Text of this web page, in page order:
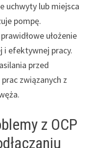
uchwyty lub miejsca
pompę.
ułożenie
i efektywnej pracy.
przed
związanych z
z OCP